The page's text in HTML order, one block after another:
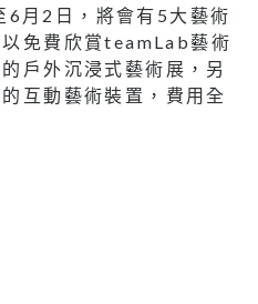
月2日，將會有5大藝術
免費欣賞teamLab藝術
戶外沉浸式藝術展，另
互動藝術裝置，費用全